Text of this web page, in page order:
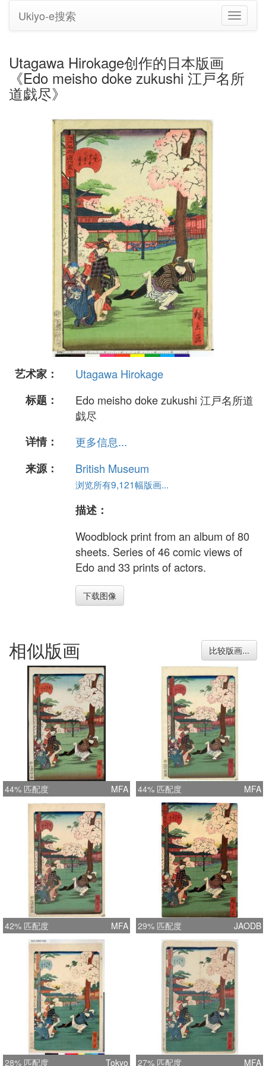
切
换
Ukiyo-e搜索
Utagawa Hirokage创作的日本版画
《Edo meisho doke zukushi 江戸名所
道戯尽》
艺术家：
Utagawa Hirokage
标题：
Edo meisho doke zukushi 江戸名所道
戯尽
详情：
更多信息...
来源：
British Museum
浏览所有9,121幅版画...
描述：
Woodblock print from an album of 80
sheets. Series of 46 comic views of
Edo and 33 prints of actors.
下载图像
相似版画 比较版画...
44% 匹配度 MFA 44% 匹配度 MFA
42% 匹配度 MFA 29% 匹配度 JAODB
28% 匹配度 Tokyo 27% 匹配度 MFA